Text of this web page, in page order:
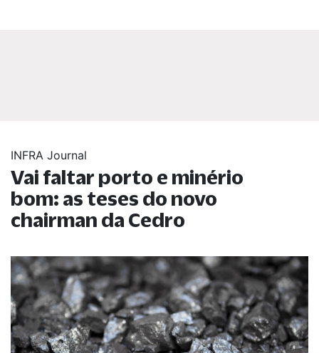
INFRA Journal
Vai faltar porto e minério
bom: as teses do novo
chairman da Cedro